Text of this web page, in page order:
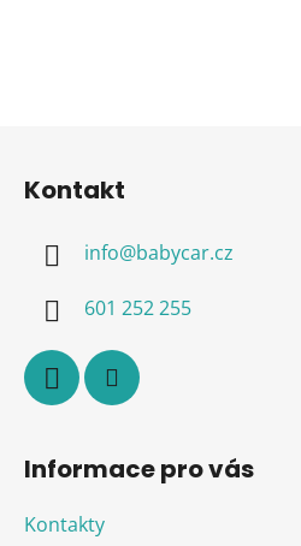
Kontakt
info@babycar.cz
601 252 255
Informace pro vás
Kontakty